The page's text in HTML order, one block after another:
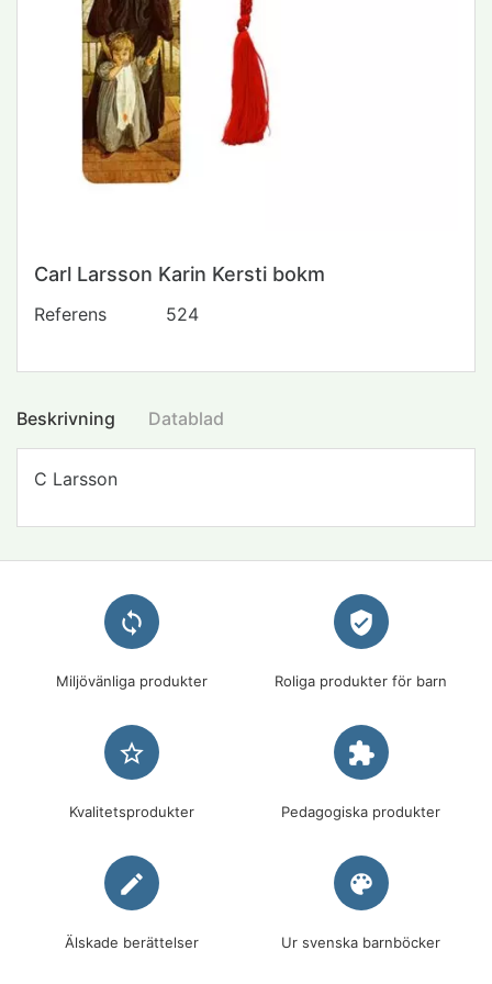
Carl Larsson Karin Kersti bokm
Referens 524
Beskrivning Datablad
C Larsson
loop
Miljövänliga produkter
verified_user
Roliga produkter för barn
star_border
Kvalitetsprodukter
extension
Pedagogiska produkter
edit
Älskade berättelser
palette
Ur svenska barnböcker